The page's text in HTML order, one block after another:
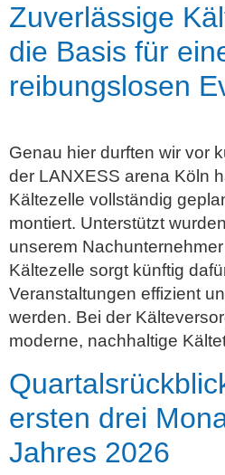
Zuverlässige
die Basis für
reibungslosen
Genau hier durften wir vor
der LANXESS arena Köln
Kältezelle vollständig
montiert. Unterstützt
unserem
Kältezelle sorgt künftig
Veranstaltungen effizient
werden. Bei der
moderne, nachhaltige
ersten drei
Jahres 2026